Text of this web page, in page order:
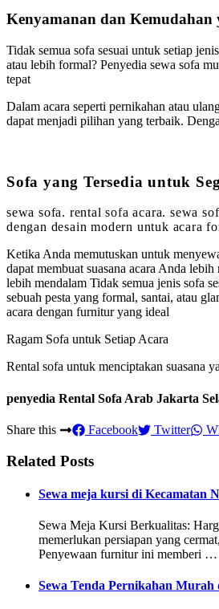
Kenyamanan dan Kemudahan
Tidak semua sofa sesuai untuk setiap
atau lebih formal? Penyedia sewa sofa
tepat
Dalam acara seperti pernikahan atau
dapat menjadi pilihan yang terbaik.
Sofa yang Tersedia untuk
sewa sofa. rental sofa acara. sewa
dengan desain modern untuk acara
Ketika Anda memutuskan untuk
dapat membuat suasana acara Anda
lebih mendalam Tidak semua jenis sofa
sebuah pesta yang formal, santai, atau
acara dengan furnitur yang ideal
Ragam Sofa untuk Setiap Acara
Rental sofa untuk menciptakan suasana
penyedia Rental Sofa Arab Jakarta
Share this Facebook Twitter
Related Posts
Sewa meja kursi di Kecamatan
Sewa Meja Kursi Berkualitas:
memerlukan persiapan yang
Penyewaan furnitur ini memberi …
Sewa Tenda Pernikahan Murah